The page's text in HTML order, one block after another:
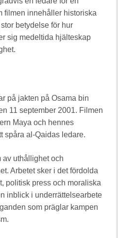
filmen innehåller historiska
betydelse för hur
sig medeltida hjälteskap
på jakten på Osama bin
11 september 2001. Filmen
Maya och hennes
spåra al-Qaidas ledare.
av uthållighet och
Arbetet sker i det fördolda
politisk press och moraliska
inblick i underrättelsearbete
som präglar kampen